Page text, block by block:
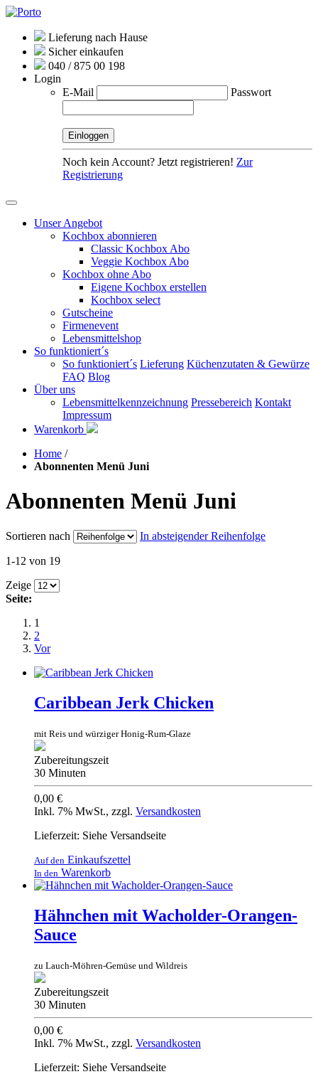
Lieferung nach Hause
Sicher einkaufen
040 / 875 00 198
Login
E-Mail
Passwort
Noch kein Account? Jetzt registrieren! Zur
Registrierung
Unser Angebot
Kochbox abonnieren
Classic Kochbox Abo
Veggie Kochbox Abo
Kochbox ohne Abo
Eigene Kochbox erstellen
Kochbox select
Gutscheine
Firmenevent
Lebensmittelshop
So funktioniert´s
So funktioniert´s Lieferung Küchenzutaten & Gewürze
FAQ Blog
Über uns
Lebensmittelkennzeichnung Pressebereich Kontakt
Impressum
Warenkorb
Home /
Abonnenten Menü Juni
Abonnenten Menü Juni
Sortieren nach In absteigender Reihenfolge
1-12 von 19
Zeige
Seite:
1
2
Vor
Caribbean Jerk Chicken
mit Reis und würziger Honig-Rum-Glaze
Zubereitungszeit
30 Minuten
0,00 €
Inkl. 7% MwSt., zzgl. Versandkosten
Lieferzeit: Siehe Versandseite
Auf den Einkaufszettel
In den Warenkorb
Hähnchen mit Wacholder-Orangen-
Sauce
zu Lauch-Möhren-Gemüse und Wildreis
Zubereitungszeit
30 Minuten
0,00 €
Inkl. 7% MwSt., zzgl. Versandkosten
Lieferzeit: Siehe Versandseite